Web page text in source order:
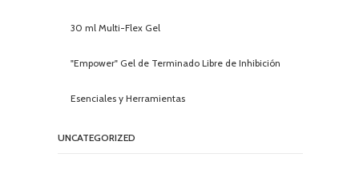
30 ml Multi-Flex Gel
"Empower" Gel de Terminado Libre de Inhibición
Esenciales y Herramientas
UNCATEGORIZED